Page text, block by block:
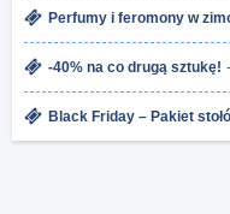
Perfumy i feromony w
-40% na co drugą sztukę!
Black Friday – Pakiet